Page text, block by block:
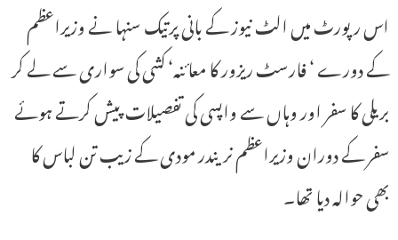
اس رپورٹ میں الٹ نیوز کے بانی پرتیک سنہا نے وزیراعظم
کے دورے ‘ فارسٹ ریزور کا معائنہ‘ کشی کی سواری سے لے کر
بریلی کا سفر اور وہاں سے واپسی کی تفصیلات پیش کرتے ہوئے
سفر کے دوران وزیراعظم نریندر مودی کے زیب تن لباس کا
بھی حوالہ دیا تھا۔